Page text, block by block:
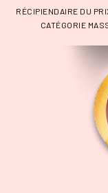
RÉCIPIENDAIRE DU
CATÉGORIE